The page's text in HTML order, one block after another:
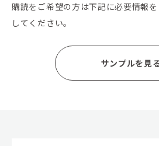
購読をご希望の方は下記に必要情報
してください。
サンプルを見